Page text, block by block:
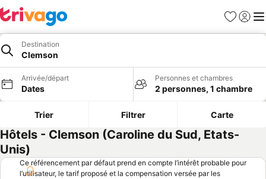
Favoris
Se
Destination
Clemson
Arrivée/départ
Dates
Personnes et chambres
2 personnes, 1 chambre
Trier Filtrer Carte
Hôtels - Clemson (Caroline du Sud, Etats-
Unis)
Ce référencement par défaut prend en compte l’intérêt probable pour
l’utilisateur, le tarif proposé et la compensation versée par les